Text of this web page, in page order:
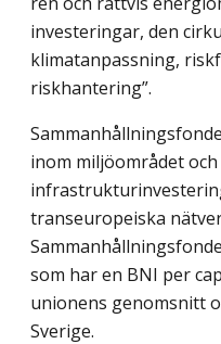
investeringar, den
klimatanpassning,
riskhantering”.
inom miljöområdet
transeuropeiska
som har en BNI per
unionens genomsnitt
Sverige.